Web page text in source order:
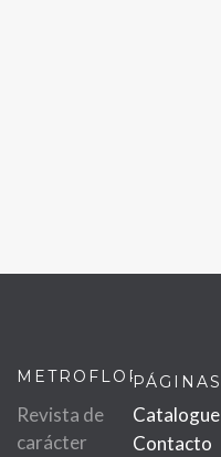
METROFLOR
Revista de
carácter
PÁGINAS
Catalogue
Contacto